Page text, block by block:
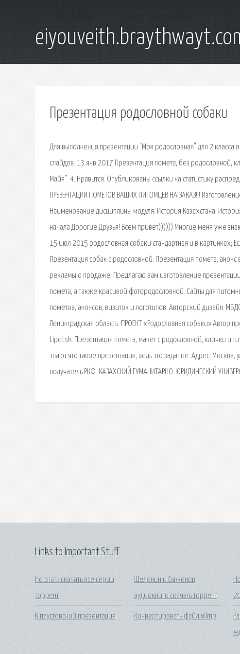
Презентация родословной собаки
Для выполнения презентации "Моя родословная" для 2
слайдов. 13 янв 2017 Презентация помета, без родословной,
Майя". 4. Нравится. Опубликованы ссылки на статистику
ПРЕЗЕНТАЦИИ ПОМЕТОВ ВАШИХ ПИТОМЦЕВ НА ЗАКАЗ!!!
Наименование дисциплины модуля: История Казахстана.
начала Дорогие Друзья! Всем привет)))))) Многие меня уже
15 июл 2015 родословная собаки стандартная и в картинках;
Презентация собак с родословной. Презентация помета,
рекламы о продаже. Предлагаю вам изготовление
помета, а также красивой фотородословной. Сайты для
пометов, анонсов, визиток и логотипов. Авторский дизайн.
Ленинградская область. ПРОЕКТ «Родословная собаки» Автор
Lipetsk. Презентация помета, макет с родословной, клички и
знают что такое презентация, ведь это задание. Адрес:
получатель РКФ. КАЗАХСКИЙ ГУМАНИТАРНО-ЮРИДИЧЕСКИЙ
Links to Important Stuff
Не спать скачать все серии
торрент
К паустовский презентация
Шелонин и баженов
аудиокниги скачать торрент
Конвертировать файл wlmp